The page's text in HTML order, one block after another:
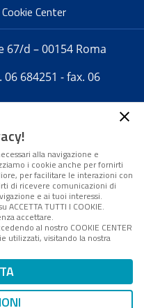
Cookie Center
67/d – 00154 Roma
06 684251 - fax. 06
telematica iscritta
Tribunale di Roma -
Direttore resp. Michela
a Direzione e
S.p.A. - FPA s.r.l.
di management
- R.E.A. Roma
AWS
sito
alla navigazione e
i cookie anche per fornirti
per facilitare le interazioni con
di ricevere comunicazioni di
e ai tuoi interessi.
TUTTI I COOKIE.
accettare.
al nostro COOKIE CENTER
utilizzati, visitando la nostra